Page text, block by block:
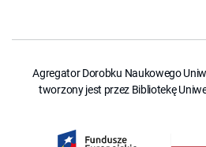
Agregator Dorobku Naukowego
tworzony jest przez Bibliotekę